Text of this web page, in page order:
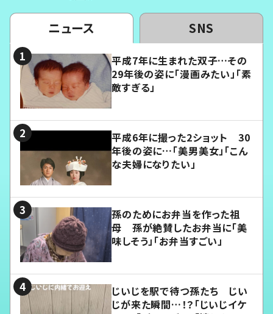
ニュース SNS
平成7年に生まれた双子…その
29年後の姿に「漫画みたい」「素
敵すぎる」
平成6年に撮った2ショット 30
年後の姿に…「美男美女」「こん
な夫婦になりたい」
孫のためにお弁当を作った祖
母 孫が絶賛したお弁当に「美
味しそう」「お弁当すごい」
じいじを駅で待つ孫たち じい
じが来た瞬間…！？「じいじイケ